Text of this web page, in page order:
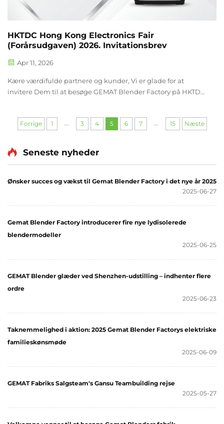
HKTDC Hong Kong Electronics Fair
(Forårsudgaven) 2026. Invitationsbrev
Apr 11, 2026
Kære værdifulde partnere og kunder, Vi er glade for at
invitere Dem til at besøge GEMAT Blender Factory på HKTDC
Fair (Forårsudgaven)...
Forrige 1 3 4 5 6 7 15 Næste
Seneste nyheder
Ønsker succes og vækst til Gemat Blender Factory i det nye år 2025
2025-06-27
Gemat Blender Factory introducerer fire nye lydisolerede
blendermodeller
2025-06-25
GEMAT Blender glæder ved Shenzhen-udstilling – indhenter flere
ordre
2025-06-23
Taknemmelighed i aktion: 2025 Gemat Blender Factorys elektriske
familieskønsmøde
2025-06-09
GEMAT Fabriks Salgsteam's Gansu Teambuilding rejse
2025-05-27